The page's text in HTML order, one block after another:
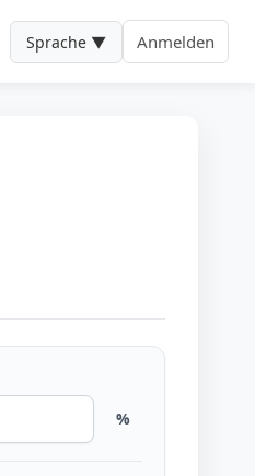
Sprache ▼ Anmelden
%